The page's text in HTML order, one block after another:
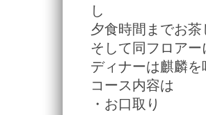
し
夕食時間までお茶
そして同フロア
ディナーは麒麟
コース内容は
・お口取り